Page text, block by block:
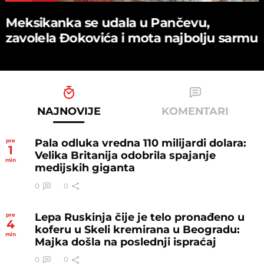
Meksikanka se udala u Pančevu,
zavolela Đokovića i mota najbolju sarmu
NAJNOVIJE KOMENTARI
pre
1
min
Pala odluka vredna 110 milijardi dolara:
Velika Britanija odobrila spajanje
medijskih giganta
0 0
pre
4
min
Lepa Ruskinja čije je telo pronađeno u
koferu u Skeli kremirana u Beogradu:
Majka došla na poslednji ispraćaj
0 0